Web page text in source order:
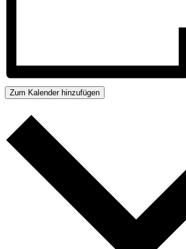
Zum Kalender hinzufügen